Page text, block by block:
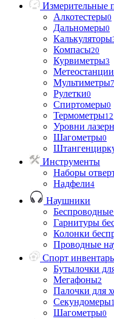
Измерительные
Алкотестеры0
Дальномеры0
Калькуляторы
Компасы20
Курвиметры3
Метеостанции
Мультиметры7
Рулетки0
Спиртомеры0
Термометры12
Уровни
Шагометры0
Инструменты
Наборы
Надфели4
Наушники
Гарнитуры
Колонки
Проводные
Спорт инвентарь
Бутылочки
Мегафоны2
Палочки для
Секундомеры1
Шагометры0